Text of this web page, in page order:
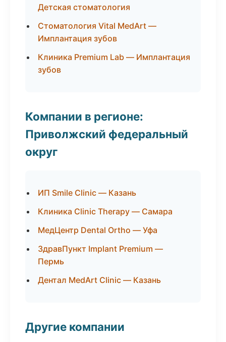
Детская стоматология
Стоматология Vital MedArt —
Имплантация зубов
Клиника Premium Lab — Имплантация
зубов
Компании в регионе:
Приволжский федеральный
округ
ИП Smile Clinic — Казань
Клиника Clinic Therapy — Самара
МедЦентр Dental Ortho — Уфа
ЗдравПункт Implant Premium —
Пермь
Дентал MedArt Clinic — Казань
Другие компании